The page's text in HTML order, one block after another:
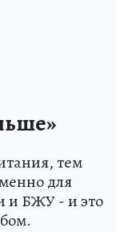
тем
для
и БЖУ - и это